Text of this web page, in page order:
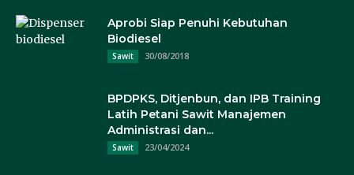
Aprobi Siap Penuhi Kebutuhan
Biodiesel
Sawit 30/08/2018
BPDPKS, Ditjenbun, dan IPB Training
Latih Petani Sawit Manajemen
Administrasi dan...
Sawit 23/04/2024